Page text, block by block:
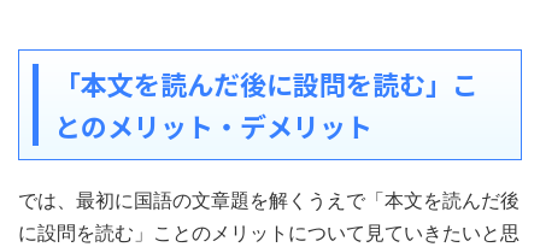
「本文を読んだ後に設問を読む」こ
とのメリット・デメリット
では、最初に国語の文章題を解くうえで「本文を読んだ後
に設問を読む」ことのメリットについて見ていきたいと思